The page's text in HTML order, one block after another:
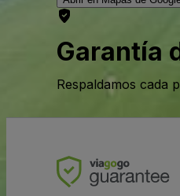
Garantía
Respaldamos cada